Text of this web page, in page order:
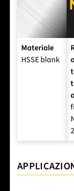
Materiale
HSSE blank